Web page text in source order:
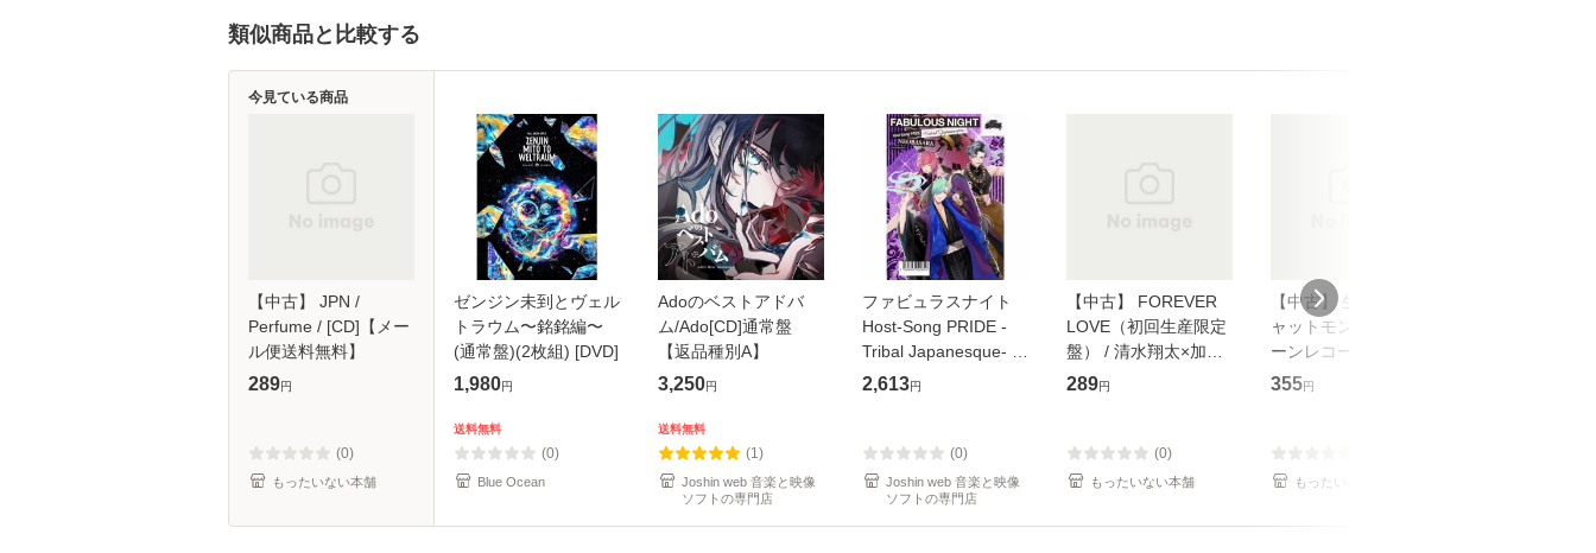
類似商品と比較する
【中古】 JPN /
Perfume / [CD]【メー
ル便送料無料】
289円
(0)
もったいない本舗
今見ている商品
ゼンジン未到とヴェル
トラウム〜銘銘編〜
(通常盤)(2枚組) [DVD]
1,980円
送料無料
(0)
Blue Ocean
Adoのベストアドバ
ム/Ado[CD]通常盤
【返品種別A】
3,250円
送料無料
(1)
Joshin web 音楽と映像
ソフトの専門店
ファビュラスナイト
Host-Song PRIDE -
Tribal Japanesque- ネ
オバサラ/皇麗夢(豊永
2,613円
(0)
Joshin web 音楽と映像
ソフトの専門店
【中古】 FOREVER
LOVE（初回生産限定
盤） / 清水翔太×加藤
ミリヤ / [CD]【メール
289円
(0)
もったいない本舗
【中古】 生命力 / チ
ャットモンチー / キュ
ーンレコード [CD]
【メール便送料無料】
355円
もったいない本舗